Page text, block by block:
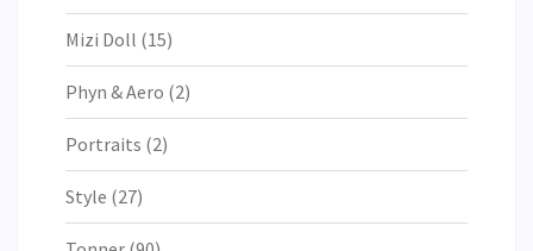
Mizi Doll (15)
Phyn & Aero (2)
Portraits (2)
Style (27)